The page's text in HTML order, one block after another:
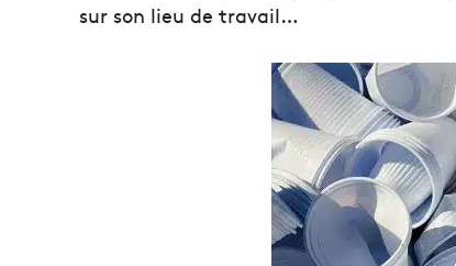
sur son lieu de travail…